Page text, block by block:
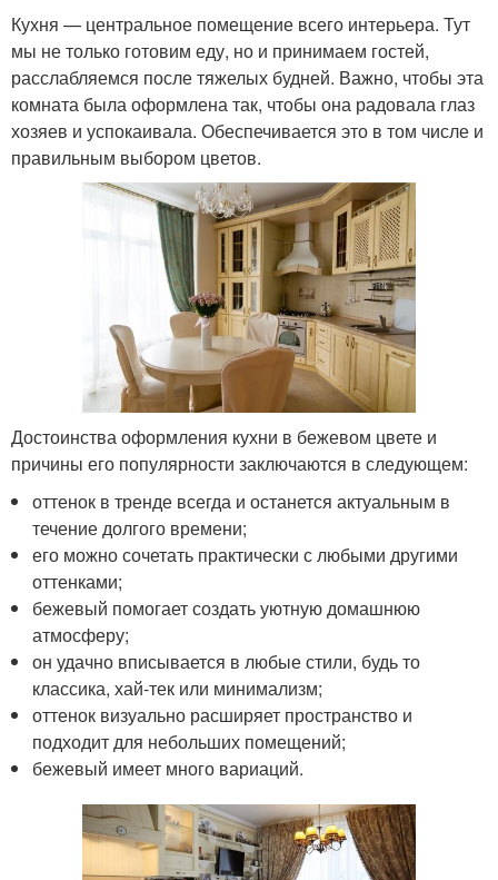
Кухня — центральное помещение всего интерьера. Тут
мы не только готовим еду, но и принимаем гостей,
расслабляемся после тяжелых будней. Важно, чтобы эта
комната была оформлена так, чтобы она радовала глаз
хозяев и успокаивала. Обеспечивается это в том числе и
правильным выбором цветов.
Достоинства оформления кухни в бежевом цвете и
причины его популярности заключаются в следующем:
оттенок в тренде всегда и останется актуальным в
течение долгого времени;
его можно сочетать практически с любыми другими
оттенками;
бежевый помогает создать уютную домашнюю
атмосферу;
он удачно вписывается в любые стили, будь то
классика, хай-тек или минимализм;
оттенок визуально расширяет пространство и
подходит для небольших помещений;
бежевый имеет много вариаций.